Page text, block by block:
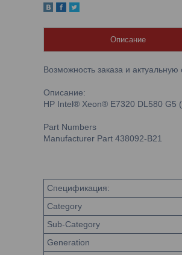
Описание
Возможность заказа и актуальную
Описание:
HP Intel® Xeon® E7320 DL580 G5
Part Numbers
Manufacturer Part 438092-B21
Спецификация:
Category
Sub-Category
Generation